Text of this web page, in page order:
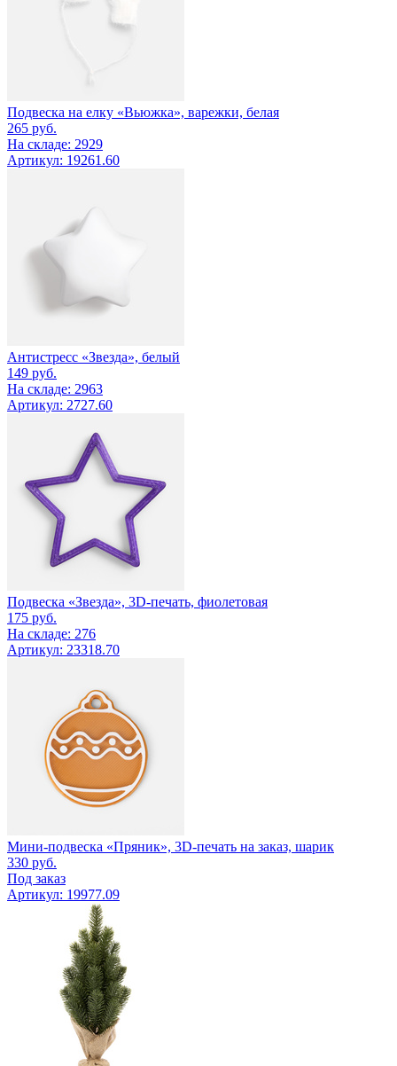
Подвеска на елку «Вьюжка», варежки, белая
265 руб.
На складе: 2929
Артикул: 19261.60
Антистресс «Звезда», белый
149 руб.
На складе: 2963
Артикул: 2727.60
Подвеска «Звезда», 3D-печать, фиолетовая
175 руб.
На складе: 276
Артикул: 23318.70
Мини-подвеска «Пряник», 3D-печать на заказ, шарик
330 руб.
Под заказ
Артикул: 19977.09